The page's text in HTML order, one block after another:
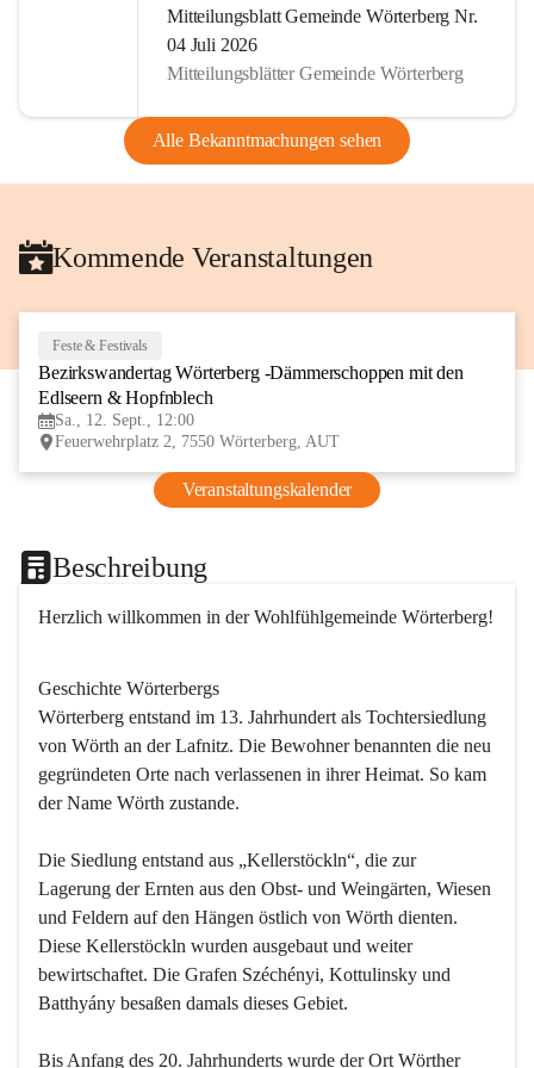
Mitteilungsblatt Gemeinde Wörterberg Nr.
04 Juli 2026
Mitteilungsblätter Gemeinde Wörterberg
Alle Bekanntmachungen sehen
Kommende Veranstaltungen
Feste & Festivals
Bezirkswandertag Wörterberg -Dämmerschoppen mit den
Edlseern & Hopfnblech
Sa., 12. Sept., 12:00
Feuerwehrplatz 2, 7550 Wörterberg, AUT
Veranstaltungskalender
Beschreibung
Herzlich willkommen in der Wohlfühlgemeinde Wörterberg!
Geschichte Wörterbergs
Wörterberg entstand im 13. Jahrhundert als Tochtersiedlung
von Wörth an der Lafnitz. Die Bewohner benannten die neu
gegründeten Orte nach verlassenen in ihrer Heimat. So kam
der Name Wörth zustande.
Die Siedlung entstand aus „Kellerstöckln“, die zur
Lagerung der Ernten aus den Obst- und Weingärten, Wiesen
und Feldern auf den Hängen östlich von Wörth dienten.
Diese Kellerstöckln wurden ausgebaut und weiter
bewirtschaftet. Die Grafen Széchényi, Kottulinsky und
Batthyány besaßen damals dieses Gebiet.
Bis Anfang des 20. Jahrhunderts wurde der Ort Wörther